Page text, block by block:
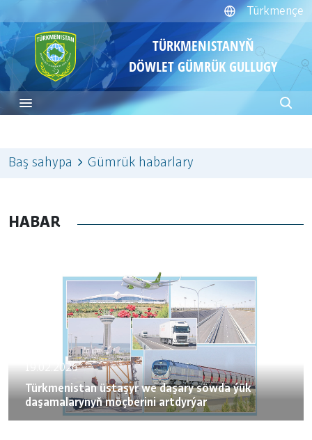
Türkmençe
TÜRKMENISTANYŇ
DÖWLET GÜMRÜK GULLUGY
Baş sahypa Gümrük habarlary
HABAR
19.02.2026
Türkmenistan üstaşyr we daşary söwda ýük
daşamalarynyň möçberini artdyrýar